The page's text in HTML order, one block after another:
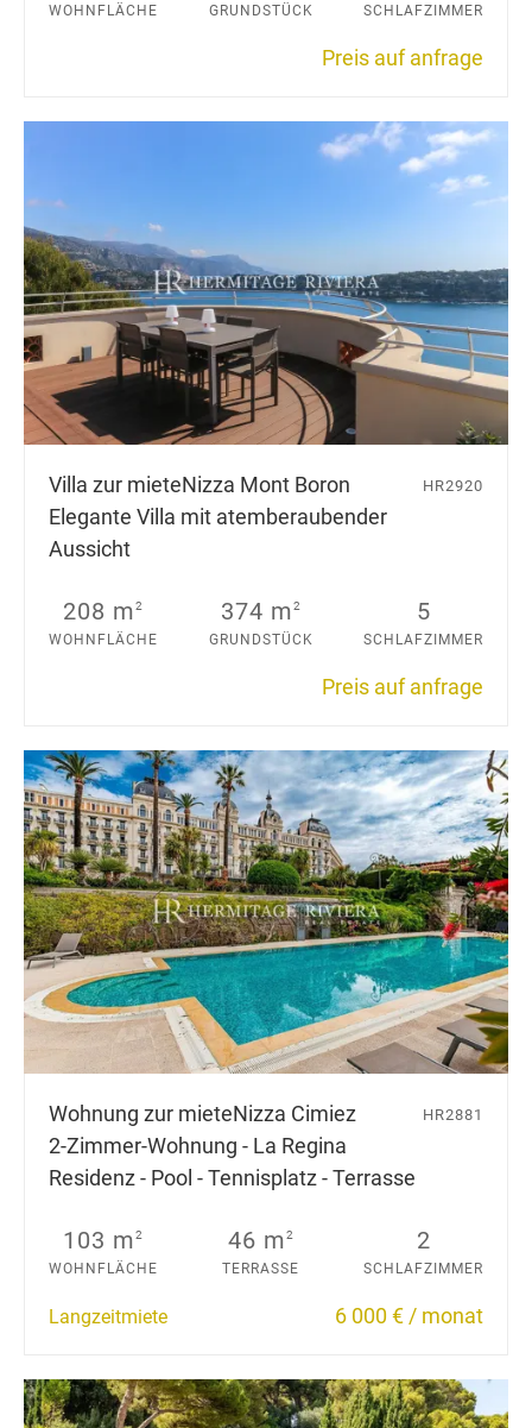
WOHNFLÄCHE GRUNDSTÜCK SCHLAFZIMMER
Preis auf anfrage
Villa zur mieteNizza Mont Boron
Elegante Villa mit atemberaubender
Aussicht
HR2920
208 m2
WOHNFLÄCHE
374 m2
GRUNDSTÜCK
5
SCHLAFZIMMER
Preis auf anfrage
Wohnung zur mieteNizza Cimiez
2-Zimmer-Wohnung - La Regina
Residenz - Pool - Tennisplatz - Terrasse
HR2881
103 m2
WOHNFLÄCHE
46 m2
TERRASSE
2
SCHLAFZIMMER
Langzeitmiete 6 000 € / monat